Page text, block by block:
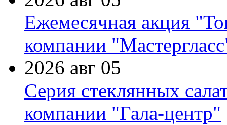
Ежемесячная акция
компании
2026 авг 05
Серия стеклянных
компании "Гала-центр"